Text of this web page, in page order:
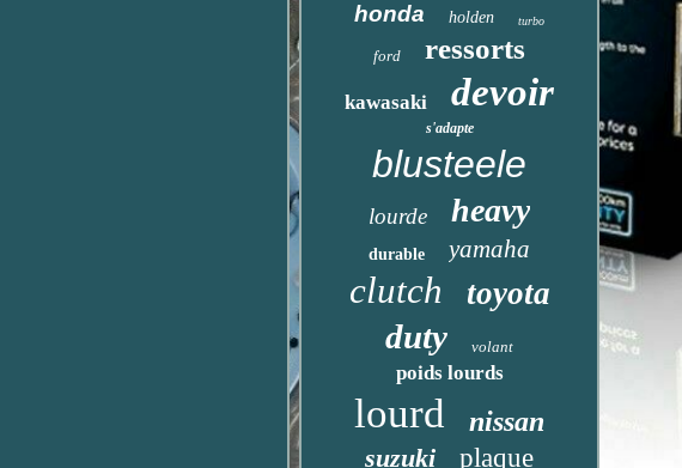
honda holden turbo
ford ressorts
kawasaki devoir
s'adapte
blusteele
lourde heavy
durable yamaha
clutch toyota
duty volant
poids lourds
lourd nissan
suzuki plaque